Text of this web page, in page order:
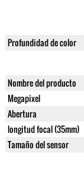
Profundidad de color
Nombre del producto
Megapixel
Abertura
longitud focal (35mm)
Tamaño del sensor